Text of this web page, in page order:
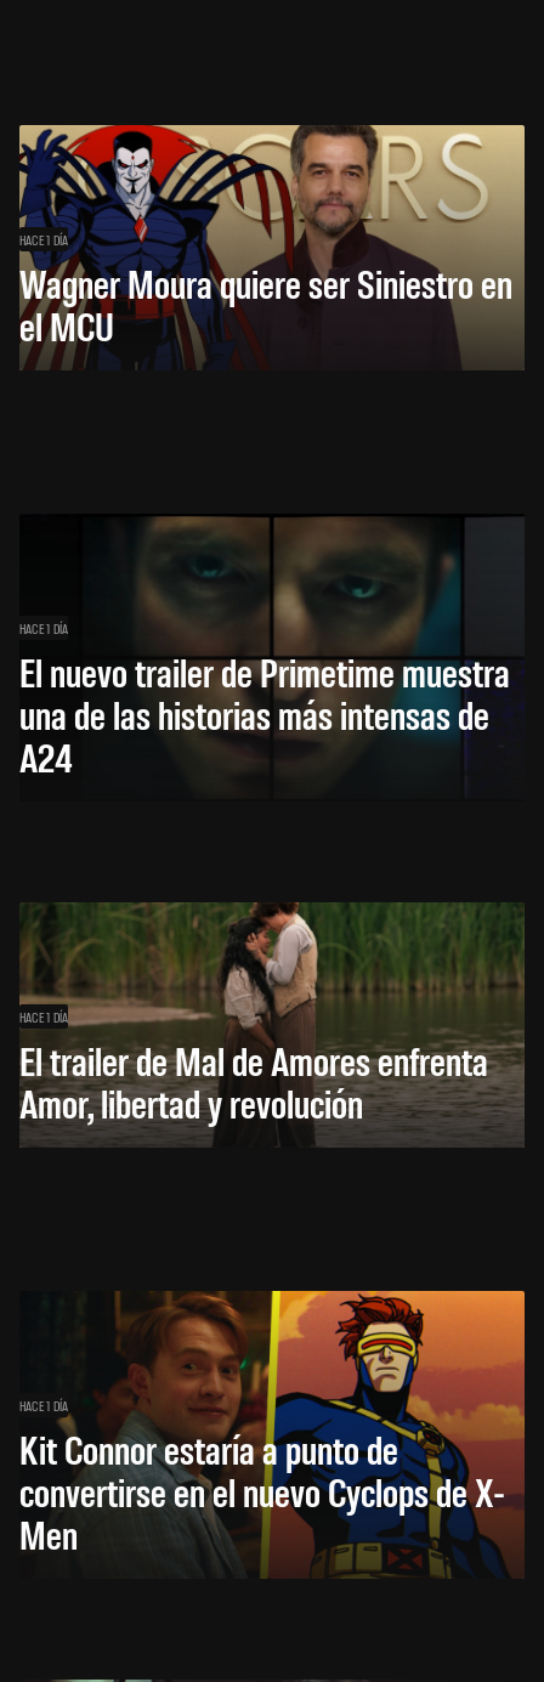
HACE 1 DÍA
Wagner Moura quiere ser Siniestro en
el MCU
HACE 1 DÍA
El nuevo trailer de Primetime muestra
una de las historias más intensas de
A24
HACE 1 DÍA
El trailer de Mal de Amores enfrenta
Amor, libertad y revolución
HACE 1 DÍA
Kit Connor estaría a punto de
convertirse en el nuevo Cyclops de X-
Men